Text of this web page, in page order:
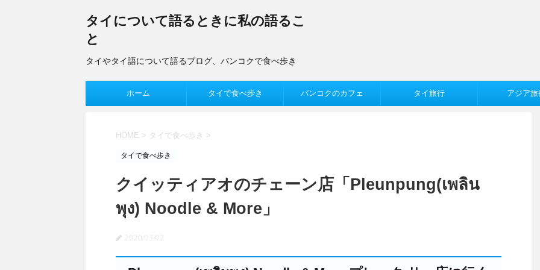
タイについて語るときに私の語るこ
と
タイやタイ語について語るブログ、バンコクで食べ歩き
ホーム タイで食べ歩き バンコクのカフェ タイ旅行 アジア旅
HOME > タイで食べ歩き >
タイで食べ歩き
クイッティアオのチェーン店「Pleunpung(เพลิน
พุง) Noodle & More」
2020/03/02